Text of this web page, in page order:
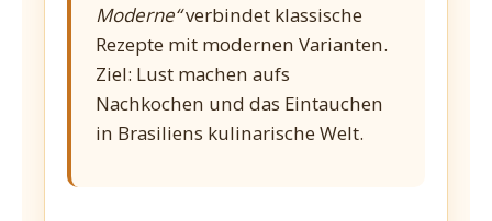
Moderne“verbindet klassische
Rezepte mit modernen Varianten.
Ziel: Lust machen aufs
Nachkochen und das Eintauchen
in Brasiliens kulinarische Welt.